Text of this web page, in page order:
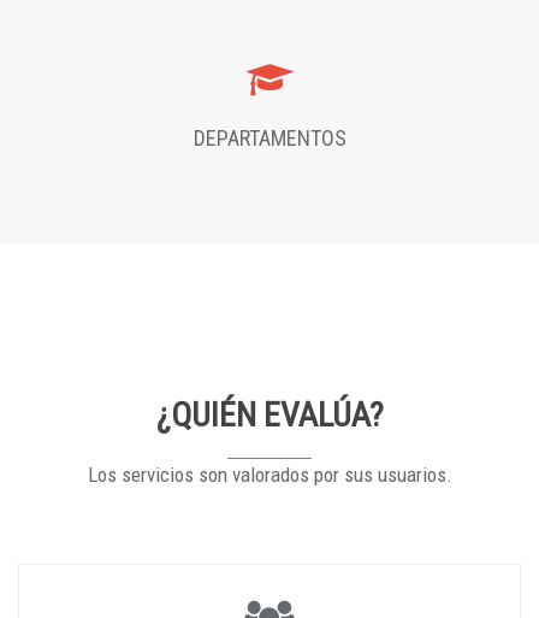
DEPARTAMENTOS
¿QUIÉN EVALÚA?
Los servicios son valorados por sus usuarios.